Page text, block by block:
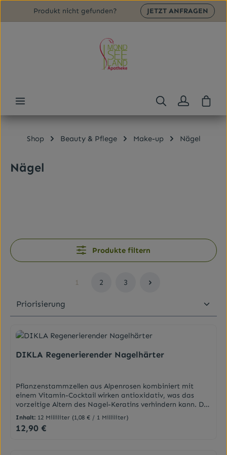
Zum Hauptinhalt springen
Produkt nicht gefunden? JETZT ANFRAGEN
Shop Beauty & Pflege Make-up Nägel
Nägel
Produkte filtern
Seite
1
Seite
2
Seite
3
DIKLA Regenerierender Nagelhärter
Pflanzenstammzellen aus Alpenrosen kombiniert mit
einem Vitamin-Cocktail wirken antioxidativ, was das
vorzeitige Altern des Nagel-Keratins verhindern kann. Der
Regenerierende Nagelhärter kräftigt den Nagel und
vermindert Splittern. Ein schützender und
langanhaltender Waterproof-Film schützt den Nagel vor
Inhalt: 12 Milliliter (1,08 € / 1 Milliliter)
Regulärer Preis:
12,90 €